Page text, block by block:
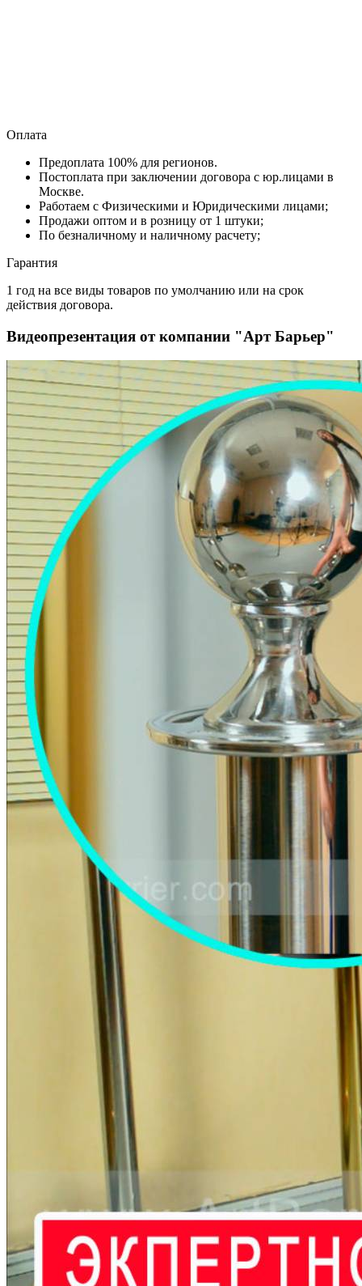
Оплата
Предоплата 100% для регионов.
Постоплата при заключении договора с юр.лицами в
Москве.
Работаем с Физическими и Юридическими лицами;
Продажи оптом и в розницу от 1 штуки;
По безналичному и наличному расчету;
Гарантия
1 год на все виды товаров по умолчанию или на срок
действия договора.
Видеопрезентация от компании "Арт Барьер"